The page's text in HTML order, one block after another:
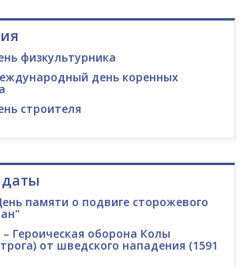
физкультурника
день коренных
строителя
памяти о подвиге сторожевого
– Героическая оборона Колы
от шведского нападения (1591